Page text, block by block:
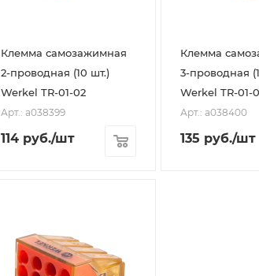
Клемма самозажимная
2-проводная (10 шт.)
Werkel TR-01-02
Арт.: a038399
114 руб./шт
Клемма
3-проводная
Werkel TR-01-
Арт.: a038400
135 руб./шт